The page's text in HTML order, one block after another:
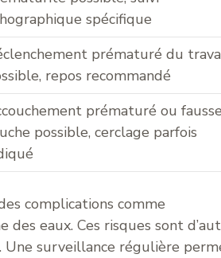
spécifique
prématuré du
repos recommandé
prématuré ou fausse
possible, cerclage parfois
complications comme
eaux. Ces risques sont
Une surveillance régulière